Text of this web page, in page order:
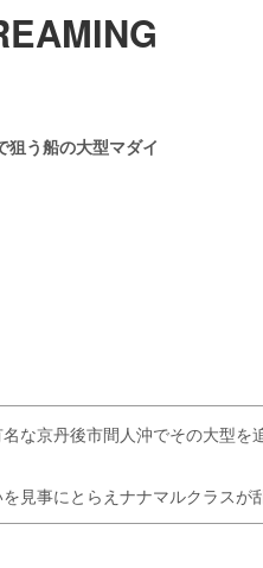
狙う船の大型マダイ
な京丹後市間人沖でその大型
見事にとらえナナマルクラス